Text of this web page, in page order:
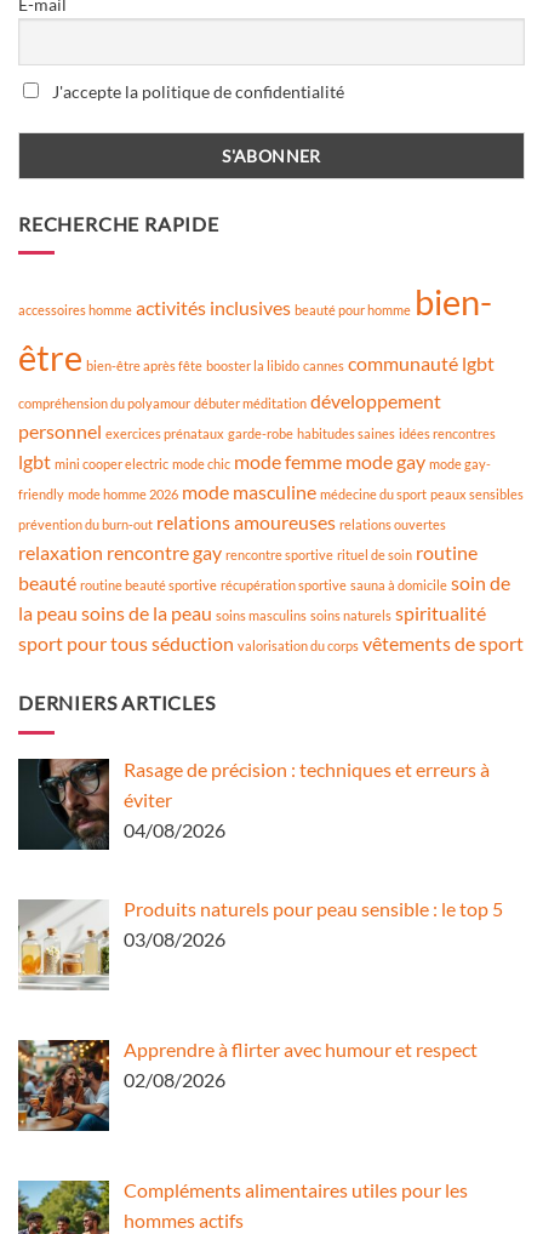
J'accepte la politique de confidentialité
RECHERCHE RAPIDE
accessoires homme activités inclusives beauté pour homme bien-
être bien-être après fête booster la libido cannes communauté lgbt
compréhension du polyamour débuter méditation développement
personnel exercices prénataux garde-robe habitudes saines idées rencontres
lgbt mini cooper electric mode chic mode femme mode gay mode gay-
friendly mode homme 2026 mode masculine médecine du sport peaux sensibles
prévention du burn-out relations amoureuses relations ouvertes
relaxation rencontre gay rencontre sportive rituel de soin routine
beauté routine beauté sportive récupération sportive sauna à domicile soin de
la peau soins de la peau soins masculins soins naturels spiritualité
sport pour tousséduction valorisation du corps vêtements de sport
DERNIERS ARTICLES
Rasage de précision : techniques et erreurs à
éviter
04/08/2026
Produits naturels pour peau sensible : le top 5
03/08/2026
Apprendre à flirter avec humour et respect
02/08/2026
Compléments alimentaires utiles pour les
hommes actifs